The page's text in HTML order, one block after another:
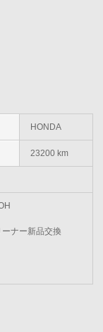
HONDA
23200 km
ナー新品交換